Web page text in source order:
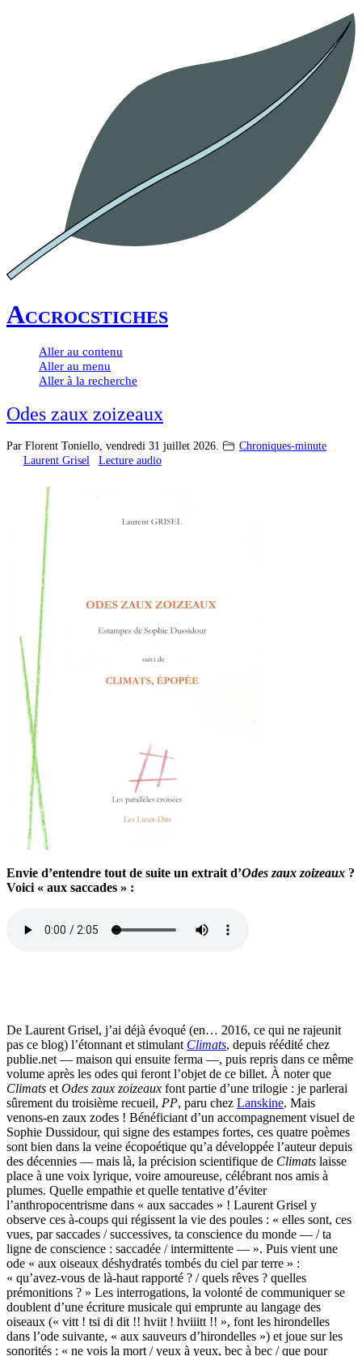
Accrocstiches
Aller au contenu
Aller au menu
Aller à la recherche
Odes zaux zoizeaux
Par Florent Toniello, vendredi 31 juillet 2026.
Chroniques-minute
Laurent Grisel
Lecture audio
Envie d’entendre tout de suite un extrait d’Odes zaux zoizeaux ?
Voici « aux saccades » :
De Laurent Grisel, j’ai déjà évoqué (en… 2016, ce qui ne rajeunit
pas ce blog) l’étonnant et stimulant Climats, depuis réédité chez
publie.net — maison qui ensuite ferma —, puis repris dans ce même
volume après les odes qui feront l’objet de ce billet. À noter que
Climats et Odes zaux zoizeaux font partie d’une trilogie : je parlerai
sûrement du troisième recueil, PP, paru chez Lanskine. Mais
venons-en zaux zodes ! Bénéficiant d’un accompagnement visuel de
Sophie Dussidour, qui signe des estampes fortes, ces quatre poèmes
sont bien dans la veine écopoétique qu’a développée l’auteur depuis
des décennies — mais là, la précision scientifique de Climats laisse
place à une voix lyrique, voire amoureuse, célébrant nos amis à
plumes. Quelle empathie et quelle tentative d’éviter
l’anthropocentrisme dans « aux saccades » ! Laurent Grisel y
observe ces à-coups qui régissent la vie des poules : « elles sont, ces
vues, par saccades / successives, ta conscience du monde — / ta
ligne de conscience : saccadée / intermittente — ». Puis vient une
ode « aux oiseaux déshydratés tombés du ciel par terre » :
« qu’avez-vous de là-haut rapporté ? / quels rêves ? quelles
prémonitions ? » Les interrogations, la volonté de communiquer se
doublent d’une écriture musicale qui emprunte au langage des
oiseaux (« vitt ! tsi di dit !! hviit ! hviiitt !! », font les hirondelles
dans l’ode suivante, « aux sauveurs d’hirondelles ») et joue sur les
sonorités : « ne vois la mort / yeux à yeux, bec à bec / que pour